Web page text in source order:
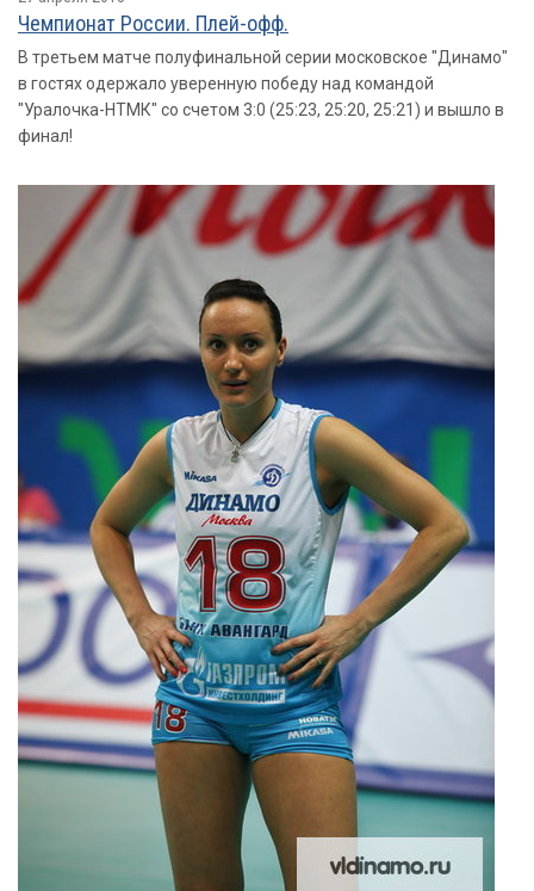
Чемпионат России. Плей-офф.
В третьем матче полуфинальной серии московское "Динамо"
в гостях одержало уверенную победу над командой
"Уралочка-НТМК" со счетом 3:0 (25:23, 25:20, 25:21) и вышло в
финал!